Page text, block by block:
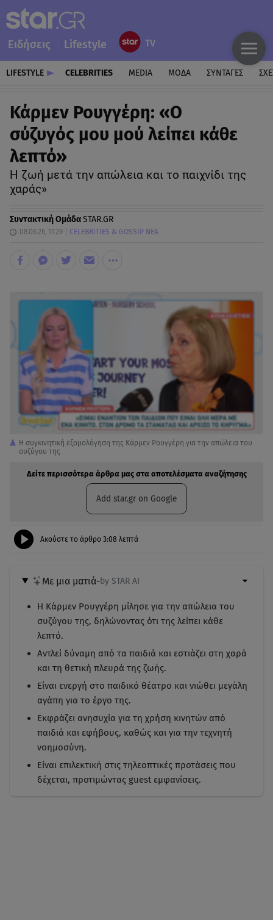
Ειδήσεις Lifestyle
LIFESTYLE CELEBRITIES MEDIA ΜΟΔΑ ΣΥΝΤΑΓΕΣ
Κάρμεν Ρουγγέρη: «Ο
σύζυγός μου μού λείπει κάθε
λεπτό»
Η ζωή μετά την απώλεια και το παιχνίδι της
χαράς»
Συντακτική ΟμάδαSTAR.GR
08.06.26, 11:29 CELEBRITIES & GOSSIP ΝΕΑ
Η συγκινητική εξομολόγηση της Κάρμεν Ρουγγέρη για την απώλεια του
συζύγου της
Δείτε περισσότερα άρθρα μας στα αποτελέσματα αναζήτησης
Add star.gr on Google
Ακούστε το άρθρο 3:08 λεπτά
Με μια ματιά-by STAR AI
Η Κάρμεν Ρουγγέρη μίλησε για την απώλεια του
συζύγου της, δηλώνοντας ότι της λείπει κάθε
λεπτό.
Αντλεί δύναμη από τα παιδιά και εστιάζει στη χαρά
και τη θετική πλευρά της ζωής.
Είναι ενεργή στο παιδικό θέατρο και νιώθει μεγάλη
αγάπη για το έργο της.
Εκφράζει ανησυχία για τη χρήση κινητών από
παιδιά και εφήβους, καθώς και για την τεχνητή
νοημοσύνη.
Είναι επιλεκτική στις τηλεοπτικές προτάσεις που
δέχεται, προτιμώντας guest εμφανίσεις.